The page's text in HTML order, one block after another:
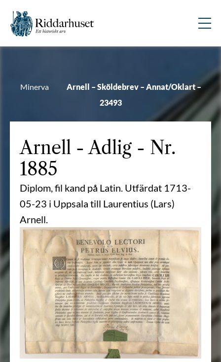
Minerva
Arnell – Sköldebrev – Annat/Oklart –
23493
Arnell - Adlig - Nr.
1885
Diplom, fil kand på Latin. Utfärdat 1713-
05-23 i Uppsala till Laurentius (Lars)
Arnell.